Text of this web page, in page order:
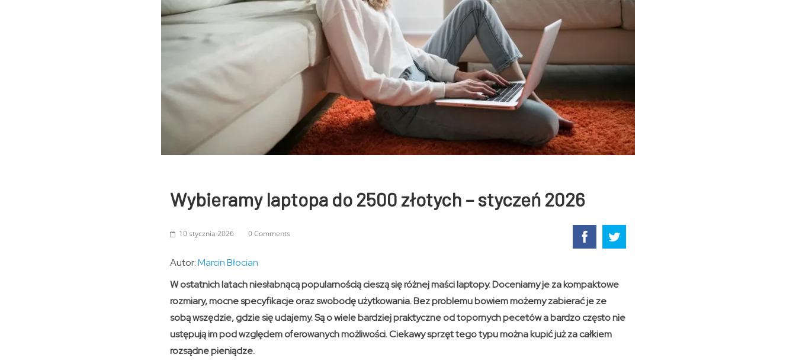
Wybieramy laptopa do 2500 złotych – styczeń 2026
10 stycznia 2026 0 Comments
Autor:Marcin Błocian
W ostatnich latach niesłabnącą popularnością cieszą się różnej maści laptopy. Doceniamy je za kompaktowe
rozmiary, mocne specyfikacje oraz swobodę użytkowania. Bez problemu bowiem możemy zabierać je ze
sobą wszędzie, gdzie się udajemy. Są o wiele bardziej praktyczne od topornych pecetów a bardzo często nie
ustępują im pod względem oferowanych możliwości. Ciekawy sprzęt tego typu można kupić już za całkiem
rozsądne pieniądze.